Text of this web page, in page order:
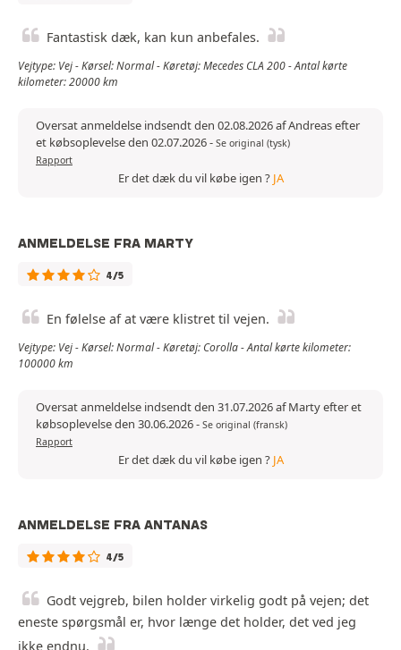
Fantastisk dæk, kan kun anbefales.
Vejtype: Vej - Kørsel: Normal - Køretøj: Mecedes CLA 200 - Antal kørte
kilometer: 20000 km
Oversat anmeldelse indsendt den 02.08.2026 af Andreas efter
et købsoplevelse den 02.07.2026- Se original (tysk)
Rapport
Er det dæk du vil købe igen ? JA
ANMELDELSE FRA MARTY
4/5
En følelse af at være klistret til vejen.
Vejtype: Vej - Kørsel: Normal - Køretøj: Corolla - Antal kørte kilometer:
100000 km
Oversat anmeldelse indsendt den 31.07.2026 af Marty efter et
købsoplevelse den 30.06.2026- Se original (fransk)
Rapport
Er det dæk du vil købe igen ? JA
ANMELDELSE FRA ANTANAS
4/5
Godt vejgreb, bilen holder virkelig godt på vejen; det
eneste spørgsmål er, hvor længe det holder, det ved jeg
ikke endnu.